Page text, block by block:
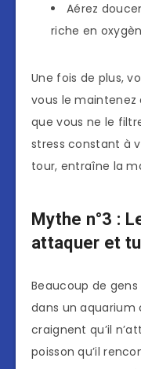
Aérez
riche en
Une fois de plus,
vous le
que vous ne le
stress constant à
tour, entraîne la
Mythe n°3 :
attaquer et
Beaucoup de
dans un
craignent qu’il
poisson qu’il